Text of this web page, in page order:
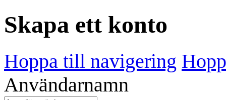
Skapa ett konto
Hoppa till navigering
Användarnamn